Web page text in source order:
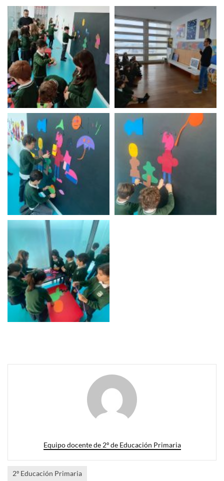
Equipo docente de 2º de Educación Primaria
2º Educación Primaria